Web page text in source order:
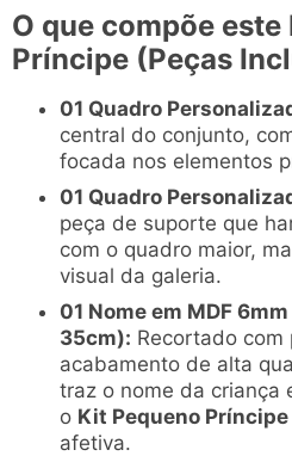
O que compõe
Príncipe (Peças
01 Quadro
central do conjunto,
focada nos elementos
01 Quadro
peça de suporte que
com o quadro maior,
visual da galeria.
01 Nome em MDF
35cm): Recortado com
acabamento de alta
traz o nome da criança
o Kit Pequeno Príncipe
afetiva.